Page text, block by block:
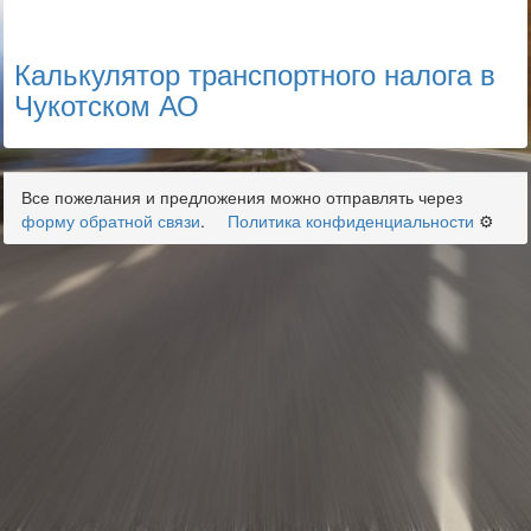
Калькулятор транспортного налога в
Чукотском АО
Все пожелания и предложения можно отправлять через
форму обратной связи. Политика конфиденциальности ⚙️